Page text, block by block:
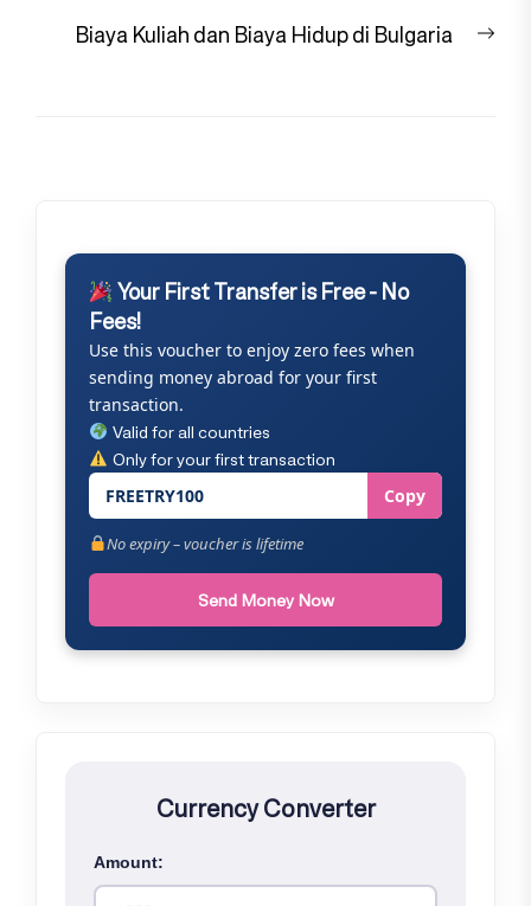
Biaya Kuliah dan Biaya Hidup di Bulgaria
Your First Transfer is Free - No
Fees!
Use this voucher to enjoy zero fees when
sending money abroad for your first
transaction.
Valid for all countries
Only for your first transaction
FREETRY100 Copy
No expiry – voucher is lifetime
Send Money Now
Currency Converter
Amount: